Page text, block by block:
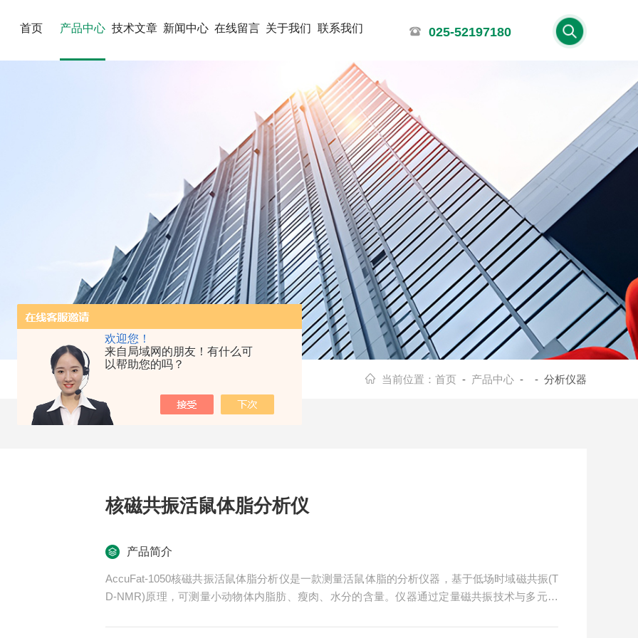
欢迎您！
来自局域网的朋友！有什么可
以帮助您的吗？
首页 产品中心 技术文章 新闻中心 在线留言 关于我们 联系我们 025-52197180
当前位置： 首页 - 产品中心 - - 分析仪器
核磁共振活鼠体脂分析仪
产品简介
AccuFat-1050核磁共振活鼠体脂分析仪是一款测量活鼠体脂的分析仪器，基于低场时域磁共振(T
D-NMR)原理，可测量小动物体内脂肪、瘦肉、水分的含量。仪器通过定量磁共振技术与多元变